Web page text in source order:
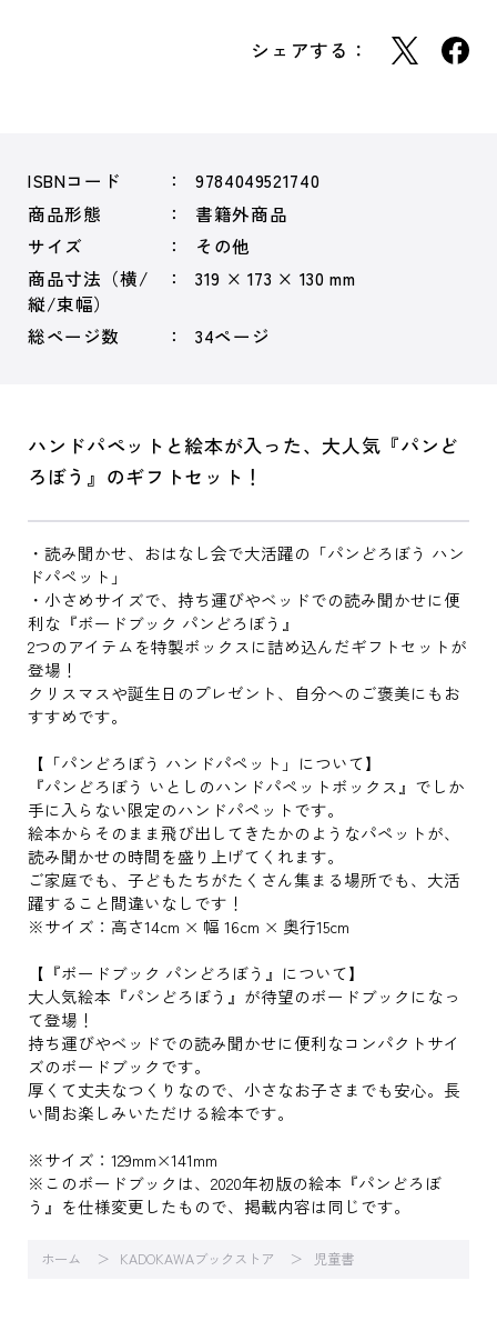
シェアする：
ISBNコード
9784049521740
商品形態
書籍外商品
サイズ
その他
商品寸法（横/
縦/束幅）
319 × 173 × 130 mm
総ページ数 34ページ
ハンドパペットと絵本が入った、大人気『パンど
ろぼう』のギフトセット！
・読み聞かせ、おはなし会で大活躍の「パンどろぼう ハン
ドパペット」
・小さめサイズで、持ち運びやベッドでの読み聞かせに便
利な『ボードブック パンどろぼう』
2つのアイテムを特製ボックスに詰め込んだギフトセットが
登場！
クリスマスや誕生日のプレゼント、自分へのご褒美にもお
すすめです。
【「パンどろぼう ハンドパペット」について】
『パンどろぼう いとしのハンドパペットボックス』でしか
手に入らない限定のハンドパペットです。
絵本からそのまま飛び出してきたかのようなパペットが、
読み聞かせの時間を盛り上げてくれます。
ご家庭でも、子どもたちがたくさん集まる場所でも、大活
躍すること間違いなしです！
※サイズ：高さ14cm × 幅 16cm × 奥行15cm
【『ボードブック パンどろぼう』について】
大人気絵本『パンどろぼう』が待望のボードブックになっ
て登場！
持ち運びやベッドでの読み聞かせに便利なコンパクトサイ
ズのボードブックです。
厚くて丈夫なつくりなので、小さなお子さまでも安心。長
い間お楽しみいただける絵本です。
※サイズ：129mm×141mm
※このボードブックは、2020年初版の絵本『パンどろぼ
う』を仕様変更したもので、掲載内容は同じです。
ホーム KADOKAWAブックストア 児童書